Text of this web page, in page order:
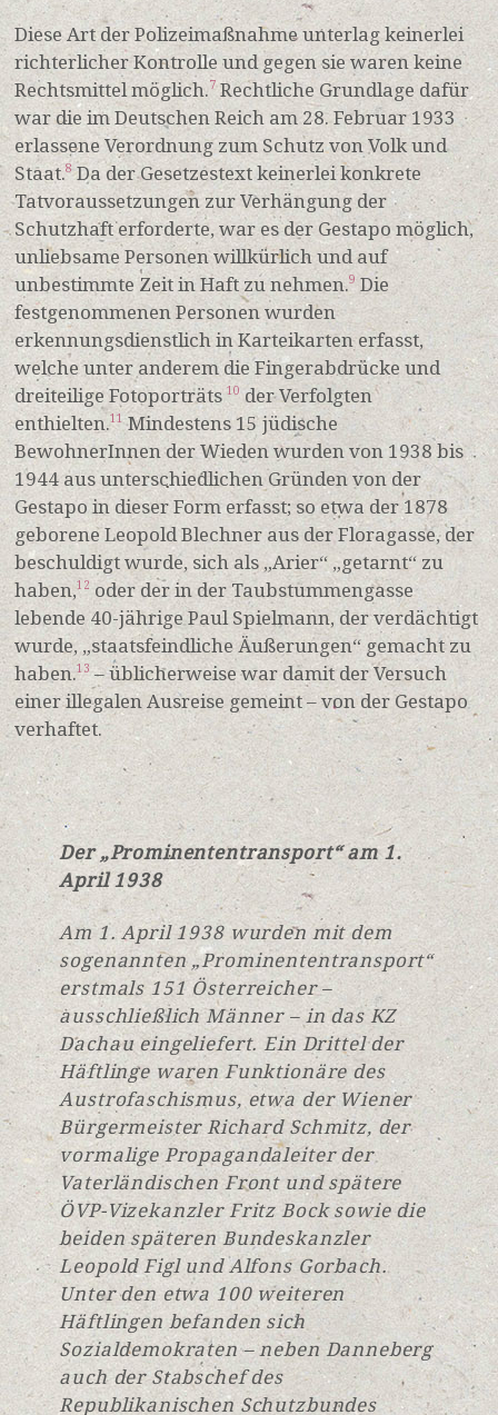
Diese Art der Polizeimaßnahme unterlag keinerlei
richterlicher Kontrolle und gegen sie waren keine
Rechtsmittel möglich.7Rechtliche Grundlage dafür
war die im Deutschen Reich am 28. Februar 1933
erlassene Verordnung zum Schutz von Volk und
Staat.8Da der Gesetzestext keinerlei konkrete
Tatvoraussetzungen zur Verhängung der
Schutzhaft erforderte, war es der Gestapo möglich,
unliebsame Personen willkürlich und auf
unbestimmte Zeit in Haft zu nehmen.9 Die
festgenommenen Personen wurden
erkennungsdienstlich in Karteikarten erfasst,
welche unter anderem die Fingerabdrücke und
dreiteilige Fotoporträts10 der Verfolgten
enthielten.11Mindestens 15 jüdische
BewohnerInnen der Wieden wurden von 1938 bis
1944 aus unterschiedlichen Gründen von der
Gestapo in dieser Form erfasst; so etwa der 1878
geborene Leopold Blechner aus der Floragasse, der
beschuldigt wurde, sich als „Arier“ „getarnt“ zu
haben,12 oder der in der Taubstummengasse
lebende 40-jährige Paul Spielmann, der verdächtigt
wurde, „staatsfeindliche Äußerungen“ gemacht zu
haben.13 – üblicherweise war damit der Versuch
einer illegalen Ausreise gemeint – von der Gestapo
verhaftet.
Der „Prominententransport“ am 1.
April 1938
Am 1. April 1938 wurden mit dem
sogenannten „Prominententransport“
erstmals 151 Österreicher –
ausschließlich Männer – in das KZ
Dachau eingeliefert. Ein Drittel der
Häftlinge waren Funktionäre des
Austrofaschismus, etwa der Wiener
Bürgermeister Richard Schmitz, der
vormalige Propagandaleiter der
Vaterländischen Front und spätere
ÖVP-Vizekanzler Fritz Bock sowie die
beiden späteren Bundeskanzler
Leopold Figl und Alfons Gorbach.
Unter den etwa 100 weiteren
Häftlingen befanden sich
Sozialdemokraten – neben Danneberg
auch der Stabschef des
Republikanischen Schutzbundes